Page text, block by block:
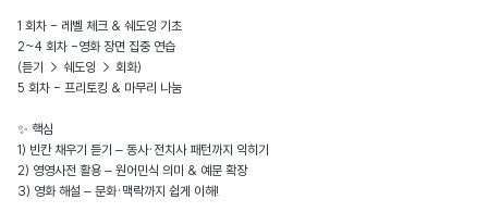
1 회차 - 레벨 체크 & 쉐도잉 기초
2~4 회차 -영화 장면 집중 연습
(듣기 → 쉐도잉 → 회화)
5 회차 - 프리토킹 & 마무리 나눔
✨ 핵심
1) 빈칸 채우기 듣기 – 동사·전치사 패턴까지 익히기
2) 영영사전 활용 – 원어민식 의미 & 예문 확장
3) 영화 해설 – 문화·맥락까지 쉽게 이해!